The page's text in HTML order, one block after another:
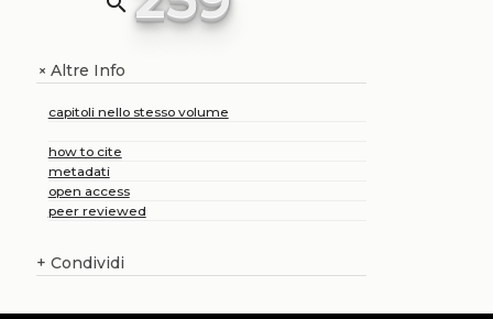
+Altre Info
capitoli nello stesso volume
how to cite
metadati
open access
peer reviewed
+ Condividi